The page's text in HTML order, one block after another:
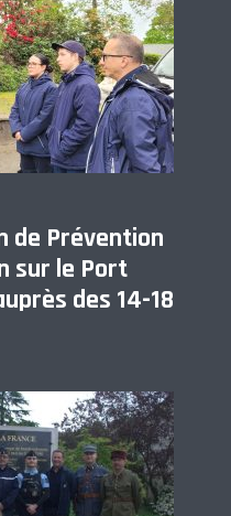
de Prévention
sur le Port
des 14-18